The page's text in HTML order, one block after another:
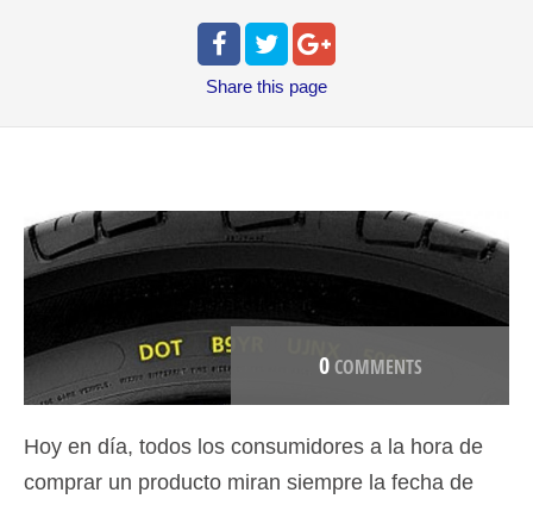
Share this page
0COMMENTS
Hoy en día, todos los consumidores a la hora de
comprar un producto miran siempre la fecha de